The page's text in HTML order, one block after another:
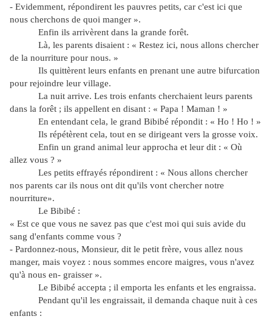
- Evidemment, répondirent les pauvres petits, car c'est ici que
nous cherchons de quoi manger ».
Enfin ils arrivèrent dans la grande forêt.
Là, les parents disaient : « Restez ici, nous allons chercher
de la nourriture pour nous. »
Ils quittèrent leurs enfants en prenant une autre bifurcation
pour rejoindre leur village.
La nuit arrive. Les trois enfants cherchaient leurs parents
dans la forêt ; ils appellent en disant : « Papa ! Maman ! »
En entendant cela, le grand Bibibé répondit : « Ho ! Ho ! »
Ils répétèrent cela, tout en se dirigeant vers la grosse voix.
Enfin un grand animal leur approcha et leur dit : « Où
allez vous ? »
Les petits effrayés répondirent : « Nous allons chercher
nos parents car ils nous ont dit qu'ils vont chercher notre
nourriture».
Le Bibibé :
« Est ce que vous ne savez pas que c'est moi qui suis avide du
sang d'enfants comme vous ?
- Pardonnez-nous, Monsieur, dit le petit frère, vous allez nous
manger, mais voyez : nous sommes encore maigres, vous n'avez
qu'à nous en- graisser ».
Le Bibibé accepta ; il emporta les enfants et les engraissa.
Pendant qu'il les engraissait, il demanda chaque nuit à ces
enfants :